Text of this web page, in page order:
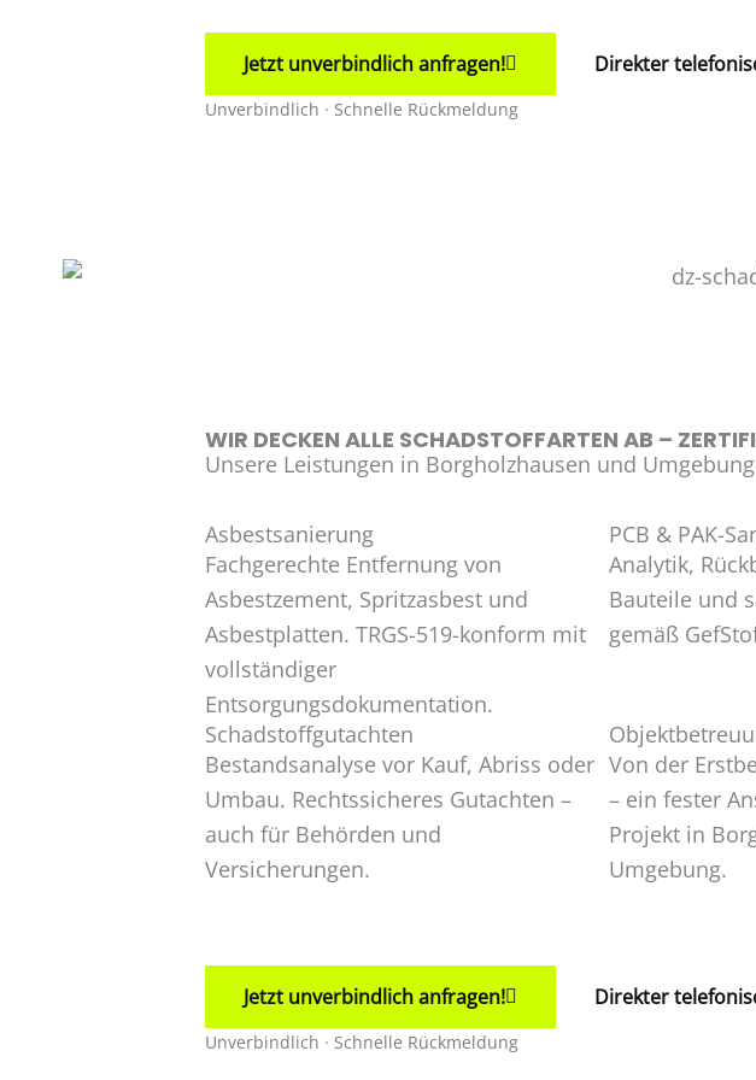
Jetzt unverbindlich anfragen! Direkter
Unverbindlich · Schnelle Rückmeldung
WIR DECKEN ALLE SCHADSTOFFARTEN AB –
Unsere Leistungen in Borgholzhausen und Umgebung
Asbestsanierung
Fachgerechte Entfernung von
Asbestzement, Spritzasbest und
Asbestplatten. TRGS-519-konform mit
vollständiger
Entsorgungsdokumentation.
PCB & PAK-
Analytik,
Bauteile und
gemäß
Schadstoffgutachten
Bestandsanalyse vor Kauf, Abriss oder
Umbau. Rechtssicheres Gutachten –
auch für Behörden und
Versicherungen.
Von der
– ein fester
Projekt in
Umgebung.
Jetzt unverbindlich anfragen! Direkter
Unverbindlich · Schnelle Rückmeldung